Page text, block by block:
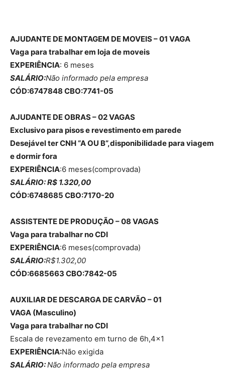
AJUDANTE DE MONTAGEM DE MOVEIS – 01 VAGA
Vaga para trabalhar em loja de moveis
EXPERIÊNCIA: 6 meses
SALÁRIO:Não informado pela empresa
CÓD:6747848 CBO:7741-05
AJUDANTE DE OBRAS – 02 VAGAS
Exclusivo para pisos e revestimento em parede
Desejável ter CNH “A OU B”,disponibilidade para viagem
e dormir fora
EXPERIÊNCIA:6 meses(comprovada)
SALÁRIO: R$ 1.320,00
CÓD:6748685 CBO:7170-20
ASSISTENTE DE PRODUÇÃO – 08 VAGAS
Vaga para trabalhar no CDI
EXPERIÊNCIA:6 meses(comprovada)
SALÁRIO:R$1.302,00
CÓD:6685663 CBO:7842-05
AUXILIAR DE DESCARGA DE CARVÃO – 01
VAGA (Masculino)
Vaga para trabalhar no CDI
Escala de revezamento em turno de 6h,4×1
EXPERIÊNCIA:Não exigida
SALÁRIO:Não informado pela empresa